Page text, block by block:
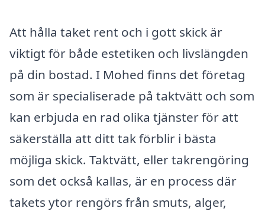
Att hålla taket rent och i gott skick är
viktigt för både estetiken och livslängden
på din bostad. I Mohed finns det företag
som är specialiserade på taktvätt och som
kan erbjuda en rad olika tjänster för att
säkerställa att ditt tak förblir i bästa
möjliga skick. Taktvätt, eller takrengöring
som det också kallas, är en process där
takets ytor rengörs från smuts, alger,